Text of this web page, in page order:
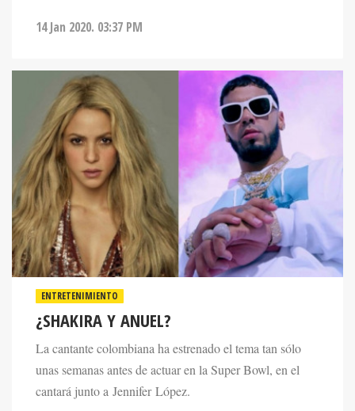
14 Jan 2020. 03:37 PM
ENTRETENIMIENTO
¿SHAKIRA Y ANUEL?
La cantante colombiana ha estrenado el tema tan sólo
unas semanas antes de actuar en la Super Bowl, en el
cantará junto a Jennifer López.